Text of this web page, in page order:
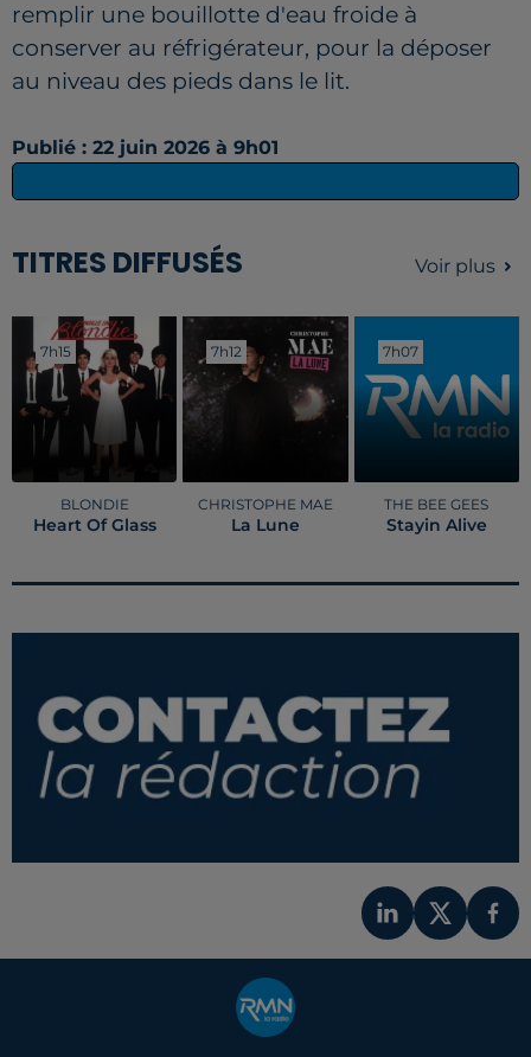
remplir une bouillotte d'eau froide à
conserver au réfrigérateur, pour la déposer
au niveau des pieds dans le lit.
Publié : 22 juin 2026 à 9h01
TITRES DIFFUSÉS Voir plus
7h15
7h15
BLONDIE
Heart Of Glass
7h12
7h12
CHRISTOPHE MAE
La Lune
7h07
7h07
THE BEE GEES
Stayin Alive